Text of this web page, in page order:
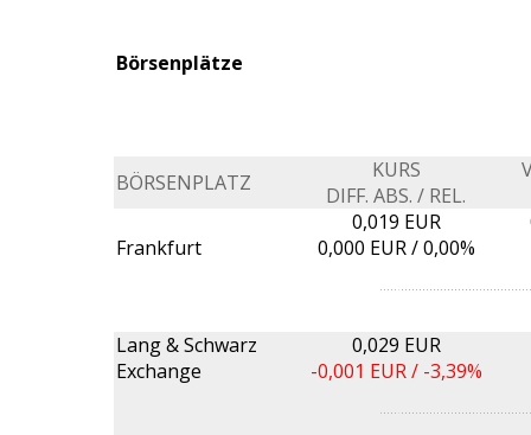
Börsenplätze
BÖRSENPLATZ
KURS
DIFF. ABS. / REL.
Frankfurt
0,019 EUR
0,000 EUR /0,00%
Lang & Schwarz
Exchange
0,029 EUR
-0,001 EUR / -3,39%